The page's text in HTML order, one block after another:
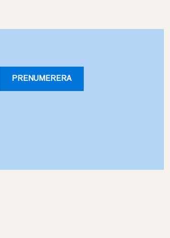
PRENUMERERA